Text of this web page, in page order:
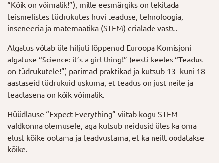
“Kõik on võimalik!”), mille eesmärgiks on tekitada
teismelistes tüdrukutes huvi teaduse, tehnoloogia,
inseneeria ja matemaatika (STEM) erialade vastu.
Algatus võtab üle hiljuti lõppenud Euroopa Komisjoni
algatuse “Science: it’s a girl thing!” (eesti keeles “Teadus
on tüdrukutele!”) parimad praktikad ja kutsub 13- kuni 18-
aastaseid tüdrukuid uskuma, et teadus on just neile ja
teadlasena on kõik võimalik.
Hüüdlause “Expect Everything” viitab kogu STEM-
valdkonna olemusele, aga kutsub neidusid üles ka oma
elust kõike ootama ja teadvustama, et ka neilt oodatakse
kõike.